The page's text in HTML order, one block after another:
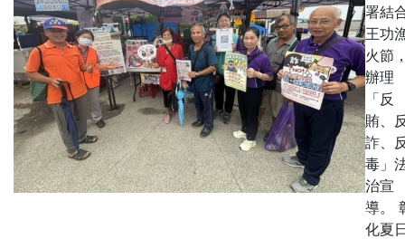
署結
王功
火節
辦理
「反
賄、
詐、
毒」
治宣
導。
化夏